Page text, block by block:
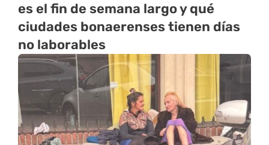
es el fin de semana largo y qué
ciudades bonaerenses tienen días
no laborables